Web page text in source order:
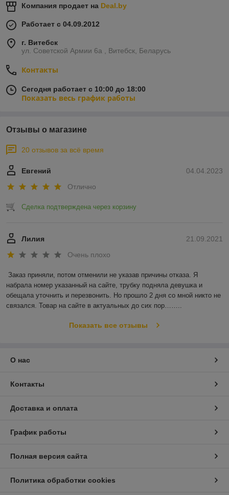
Компания продает на Deal.by
Работает с 04.09.2012
г. Витебск
ул. Советской Армии 6а , Витебск, Беларусь
Контакты
Сегодня работает с 10:00 до 18:00
Показать весь график работы
Отзывы о магазине
20 отзывов за всё время
04.04.2023
Евгений
Отлично
Сделка подтверждена через корзину
21.09.2021
Лилия
Очень плохо
Заказ приняли, потом отменили не указав причины отказа. Я
набрала номер указанный на сайте, трубку подняла девушка и
обещала уточнить и перезвонить. Но прошло 2 дня со мной никто не
связался. Товар на сайте в актуальных до сих пор……..
Показать все отзывы
О нас
Контакты
Доставка и оплата
График работы
Полная версия сайта
Политика обработки cookies